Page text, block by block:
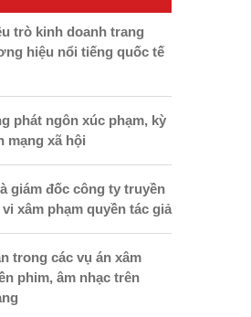
trò kinh doanh trang
hiệu nổi tiếng quốc tế
phát ngôn xúc phạm, kỳ
mạng xã hội
giám đốc công ty truyền
xâm phạm quyền tác giả
trong các vụ án xâm
phim, âm nhạc trên